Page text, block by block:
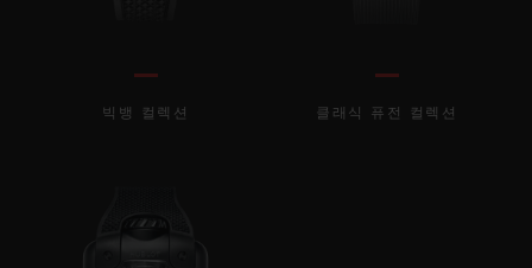
빅뱅 컬렉션 클래식 퓨전 컬렉션